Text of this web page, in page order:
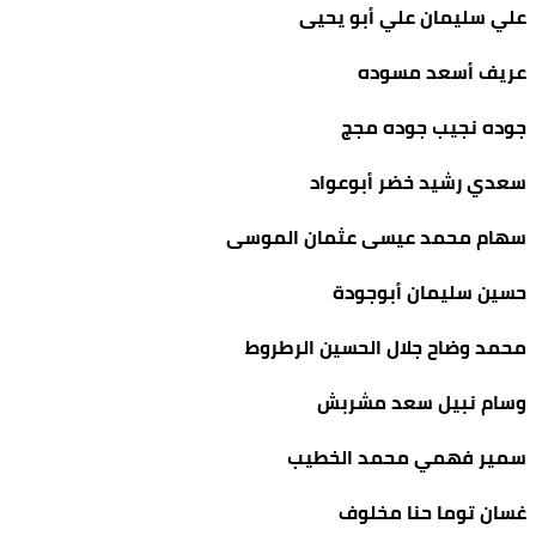
علي سليمان علي أبو يحيى
عريف أسعد مسوده
جوده نجيب جوده مجج
سعدي رشيد خضر أبوعواد
سهام محمد عيسى عثمان الموسى
حسين سليمان أبوجودة
محمد وضاح جلال الحسين الرطروط
وسام نبيل سعد مشربش
سمير فهمي محمد الخطيب
غسان توما حنا مخلوف